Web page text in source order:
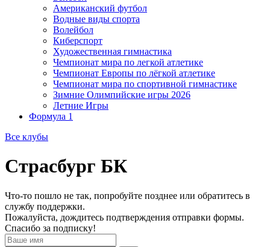
Американский футбол
Водные виды спорта
Волейбол
Киберспорт
Художественная гимнастика
Чемпионат мира по легкой атлетике
Чемпионат Европы по лёгкой атлетике
Чемпионат мира по спортивной гимнастике
Зимние Олимпийские игры 2026
Летние Игры
Формула 1
Все клубы
Страсбург БК
Что-то пошло не так, попробуйте позднее или обратитесь в
службу поддержки.
Пожалуйста, дождитесь подтверждения отправки формы.
Спасибо за подписку!